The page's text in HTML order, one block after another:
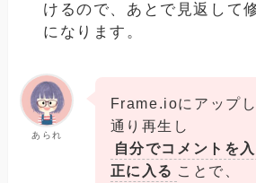
けるので、あとで見返して
になります。
あられ
Frame.ioにアップ
通り再生し
自分でコメントを
正に入る
ことで、